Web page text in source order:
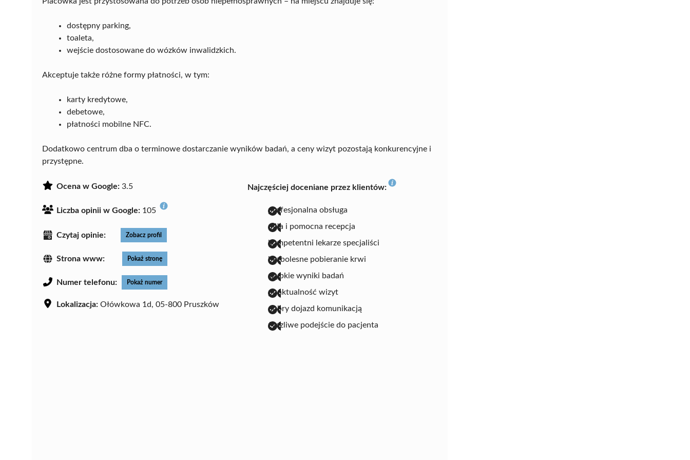
dostępny parking,
toaleta,
wejście dostosowane do wózków inwalidzkich.
Akceptuje także różne formy płatności, w tym:
karty kredytowe,
debetowe,
płatności mobilne NFC.
Dodatkowo centrum dba o terminowe dostarczanie wyników badań, a ceny wizyt pozostają konkurencyjne i
przystępne.
Ocena w Google: 3.5
Liczba opinii w Google: 105
Czytaj opinie: Zobacz profil
Strona www: Pokaż stronę
Numer telefonu: Pokaż numer
Lokalizacja: Ołówkowa 1d, 05-800 Pruszków
Najczęściej doceniane przez klientów:
profesjonalna obsługa
miła i pomocna recepcja
kompetentni lekarze specjaliści
bezbolesne pobieranie krwi
szybkie wyniki badań
punktualność wizyt
dobry dojazd komunikacją
życzliwe podejście do pacjenta